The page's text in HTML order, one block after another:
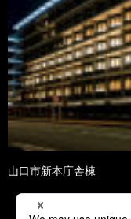
山口市新本庁舎棟